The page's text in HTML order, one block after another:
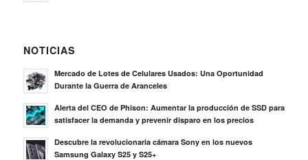
NOTICIAS
Mercado de Lotes de Celulares Usados: Una Oportunidad
Durante la Guerra de Aranceles
Alerta del CEO de Phison: Aumentar la producción de SSD para
satisfacer la demanda y prevenir disparo en los precios
Descubre la revolucionaria cámara Sony en los nuevos
Samsung Galaxy S25 y S25+